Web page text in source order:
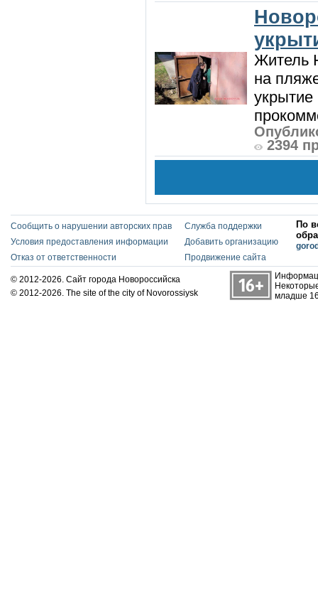
Житель
на
2394
Сообщить о нарушении авторских прав
Условия предоставления информации
Отказ от ответственности
Служба поддержки
Добавить организацию
Продвижение сайта
По
© 2012-2026. Сайт города Новороссийска
© 2012-2026. The site of the city of Novorossiysk
младше